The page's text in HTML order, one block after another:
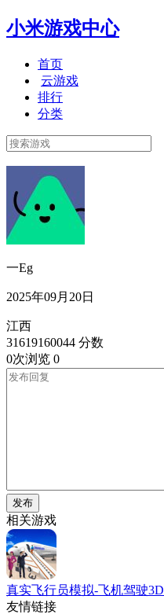
小米游戏中心
首页
云游戏
排行
分类
一Eg
2025年09月20日
江西
31619160044 分数
0次浏览 0
发布
相关游戏
真实飞行员模拟-飞机驾驶3D
友情链接